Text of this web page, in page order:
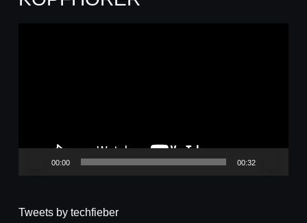
00:00 00:32
Tweets by techfieber